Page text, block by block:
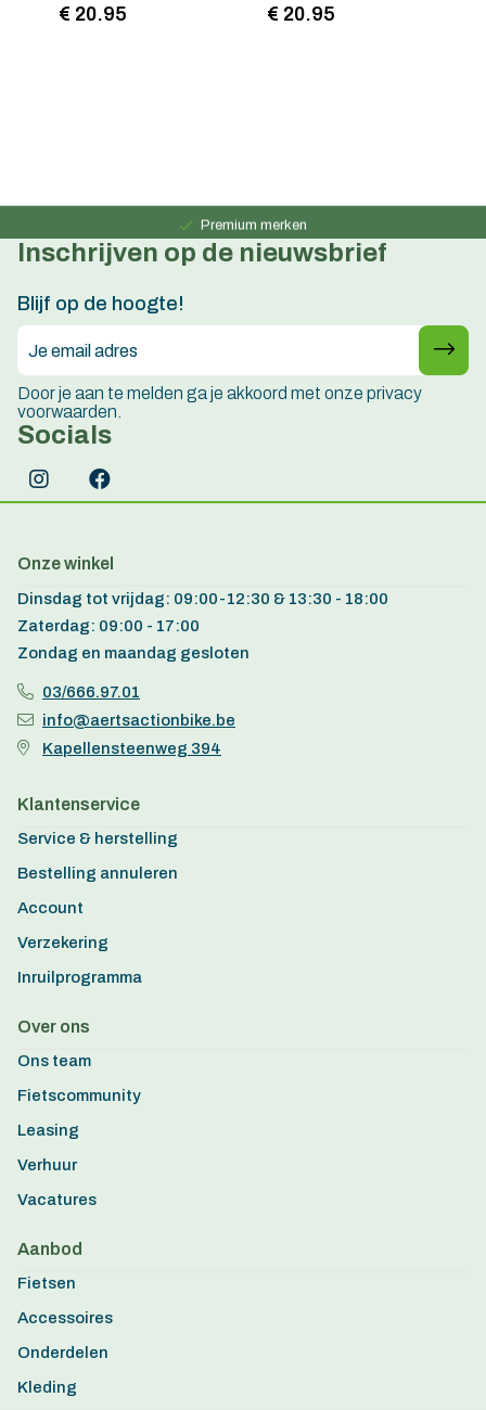
€ 20.95 € 20.95
Premium merken
Persoonlijk advies
Inschrijven op de nieuwsbrief
Blijf op de hoogte!
Door je aan te melden ga je akkoord met onze privacy
voorwaarden.
Socials
Onze winkel
Dinsdag tot vrijdag: 09:00-12:30 & 13:30 - 18:00
Zaterdag: 09:00 - 17:00
Zondag en maandag gesloten
03/666.97.01
info@aertsactionbike.be
Kapellensteenweg 394
Klantenservice
Service & herstelling
Bestelling annuleren
Account
Verzekering
Inruilprogramma
Over ons
Ons team
Fietscommunity
Leasing
Verhuur
Vacatures
Aanbod
Fietsen
Accessoires
Onderdelen
Kleding